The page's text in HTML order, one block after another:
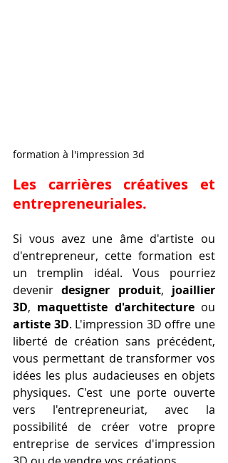
formation à l'impression 3d
Les carrières créatives et
entrepreneuriales.
Si vous avez une âme d'artiste ou
d'entrepreneur, cette formation est
un tremplin idéal. Vous pourriez
devenir designer produit, joaillier
3D, maquettiste d'architecture
artiste 3D. L'impression 3D offre une
liberté de création sans précédent,
vous permettant de transformer vos
idées les plus audacieuses en objets
physiques. C'est une porte ouverte
vers l'entrepreneuriat, avec la
possibilité de créer votre propre
entreprise de services d'impression